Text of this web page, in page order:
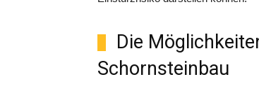
Die
Schornsteinbau